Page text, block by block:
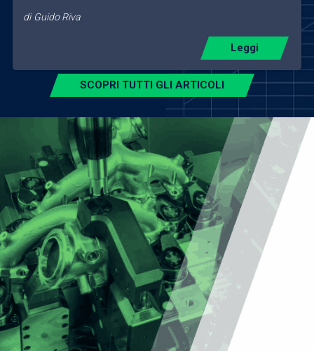
di Guido Riva
Leggi
SCOPRI TUTTI GLI ARTICOLI